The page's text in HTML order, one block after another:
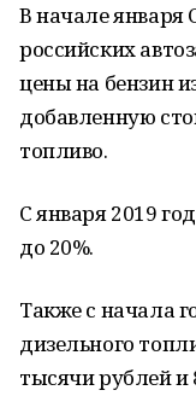
В начале
российских
цены на бензин
добавленную
топливо.
С января 2019
до 20%.
Также с начала
дизельного
тысячи рублей и